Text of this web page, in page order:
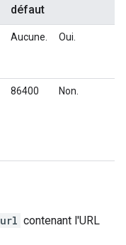
défaut
Aucune. Oui.
86400 Non.
url contenant l'URL